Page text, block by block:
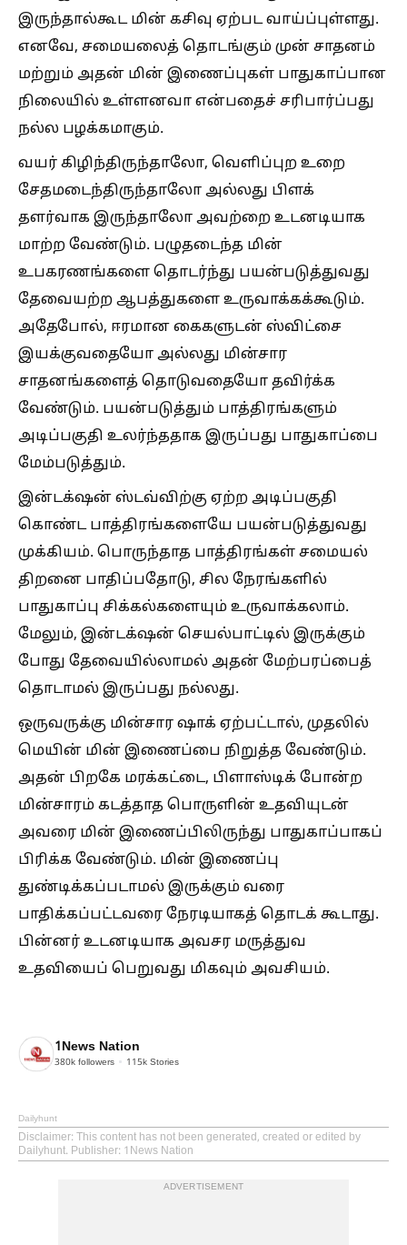
இருந்தால்கூட மின் கசிவு ஏற்பட வாய்ப்புள்ளது.
எனவே, சமையலைத் தொடங்கும் முன் சாதனம்
மற்றும் அதன் மின் இணைப்புகள் பாதுகாப்பான
நிலையில் உள்ளனவா என்பதைச் சரிபார்ப்பது
நல்ல பழக்கமாகும்.
வயர் கிழிந்திருந்தாலோ, வெளிப்புற உறை
சேதமடைந்திருந்தாலோ அல்லது பிளக்
தளர்வாக இருந்தாலோ அவற்றை உடனடியாக
மாற்ற வேண்டும். பழுதடைந்த மின்
உபகரணங்களை தொடர்ந்து பயன்படுத்துவது
தேவையற்ற ஆபத்துகளை உருவாக்கக்கூடும்.
அதேபோல், ஈரமான கைகளுடன் ஸ்விட்சை
இயக்குவதையோ அல்லது மின்சார
சாதனங்களைத் தொடுவதையோ தவிர்க்க
வேண்டும். பயன்படுத்தும் பாத்திரங்களும்
அடிப்பகுதி உலர்ந்ததாக இருப்பது பாதுகாப்பை
மேம்படுத்தும்.
இன்டக்‌ஷன் ஸ்டவ்விற்கு ஏற்ற அடிப்பகுதி
கொண்ட பாத்திரங்களையே பயன்படுத்துவது
முக்கியம். பொருந்தாத பாத்திரங்கள் சமையல்
திறனை பாதிப்பதோடு, சில நேரங்களில்
பாதுகாப்பு சிக்கல்களையும் உருவாக்கலாம்.
மேலும், இன்டக்‌ஷன் செயல்பாட்டில் இருக்கும்
போது தேவையில்லாமல் அதன் மேற்பரப்பைத்
தொடாமல் இருப்பது நல்லது.
ஒருவருக்கு மின்சார ஷாக் ஏற்பட்டால், முதலில்
மெயின் மின் இணைப்பை நிறுத்த வேண்டும்.
அதன் பிறகே மரக்கட்டை, பிளாஸ்டிக் போன்ற
மின்சாரம் கடத்தாத பொருளின் உதவியுடன்
அவரை மின் இணைப்பிலிருந்து பாதுகாப்பாகப்
பிரிக்க வேண்டும். மின் இணைப்பு
துண்டிக்கப்படாமல் இருக்கும் வரை
பாதிக்கப்பட்டவரை நேரடியாகத் தொடக் கூடாது.
பின்னர் உடனடியாக அவசர மருத்துவ
உதவியைப் பெறுவது மிகவும் அவசியம்.
1News Nation
380k followers 115k Stories
Dailyhunt
Disclaimer: This content has not been generated, created or edited by
Dailyhunt. Publisher: 1News Nation
ADVERTISEMENT